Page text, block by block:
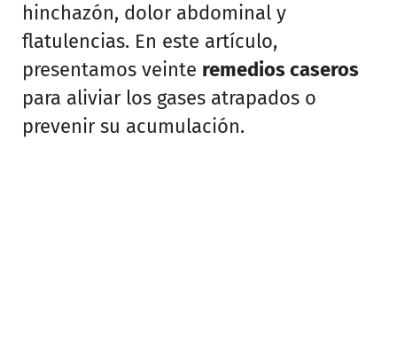
hinchazón, dolor abdominal y
flatulencias. En este artículo,
presentamos veinte remedios caseros
para aliviar los gases atrapados o
prevenir su acumulación.